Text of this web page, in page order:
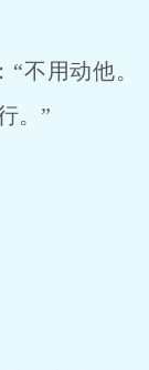
不用动他。
。”